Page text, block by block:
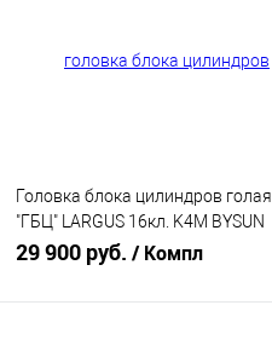
Головка блока цилиндров голая
"ГБЦ" LARGUS 16кл. K4M BYSUN
PARTS BP-7701473353
29 900 руб. / Компл